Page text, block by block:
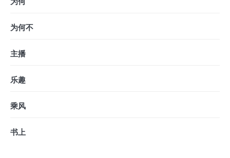
为何不
主播
乐趣
乘风
书上